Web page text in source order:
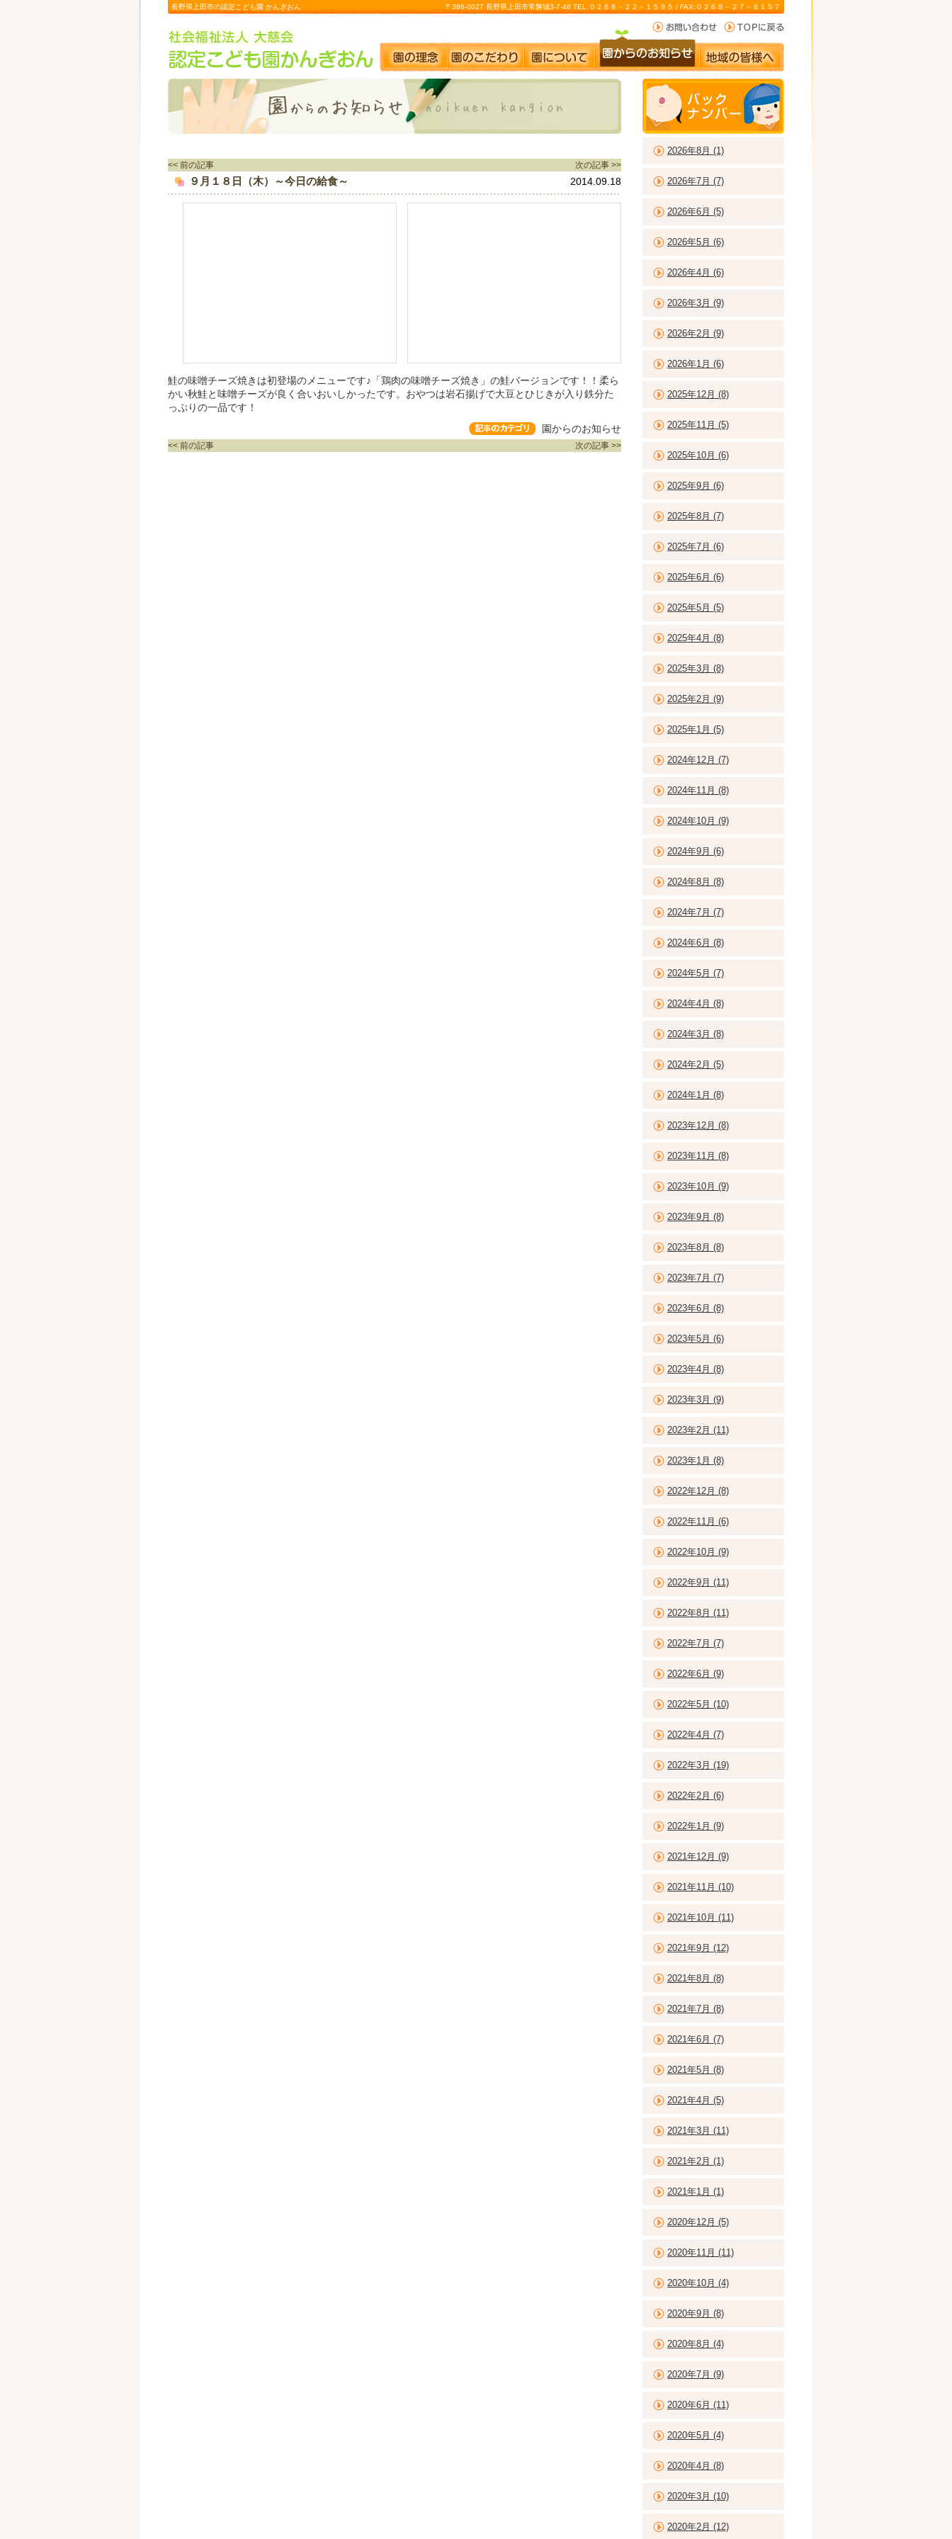
長野県上田市の認定こども園 かんぎおん 〒386-0027 長野県上田市常磐城3-7-48 TEL:０２６８－２２－１５９５ / FAX:０２６８－２７－６１５７
<< 前の記事 次の記事 >>
９月１８日（木）～今日の給食～ 2014.09.18
鮭の味噌チーズ焼きは初登場のメニューです♪「鶏肉の味噌チーズ焼き」の鮭バージョンです！！柔ら
かい秋鮭と味噌チーズが良く合いおいしかったです。おやつは岩石揚げで大豆とひじきが入り鉄分た
っぷりの一品です！
園からのお知らせ
<< 前の記事 次の記事 >>
2026年8月 (1)
2026年7月 (7)
2026年6月 (5)
2026年5月 (6)
2026年4月 (6)
2026年3月 (9)
2026年2月 (9)
2026年1月 (6)
2025年12月 (8)
2025年11月 (5)
2025年10月 (6)
2025年9月 (6)
2025年8月 (7)
2025年7月 (6)
2025年6月 (6)
2025年5月 (5)
2025年4月 (8)
2025年3月 (8)
2025年2月 (9)
2025年1月 (5)
2024年12月 (7)
2024年11月 (8)
2024年10月 (9)
2024年9月 (6)
2024年8月 (8)
2024年7月 (7)
2024年6月 (8)
2024年5月 (7)
2024年4月 (8)
2024年3月 (8)
2024年2月 (5)
2024年1月 (8)
2023年12月 (8)
2023年11月 (8)
2023年10月 (9)
2023年9月 (8)
2023年8月 (8)
2023年7月 (7)
2023年6月 (8)
2023年5月 (6)
2023年4月 (8)
2023年3月 (9)
2023年2月 (11)
2023年1月 (8)
2022年12月 (8)
2022年11月 (6)
2022年10月 (9)
2022年9月 (11)
2022年8月 (11)
2022年7月 (7)
2022年6月 (9)
2022年5月 (10)
2022年4月 (7)
2022年3月 (19)
2022年2月 (6)
2022年1月 (9)
2021年12月 (9)
2021年11月 (10)
2021年10月 (11)
2021年9月 (12)
2021年8月 (8)
2021年7月 (8)
2021年6月 (7)
2021年5月 (8)
2021年4月 (5)
2021年3月 (11)
2021年2月 (1)
2021年1月 (1)
2020年12月 (5)
2020年11月 (11)
2020年10月 (4)
2020年9月 (8)
2020年8月 (4)
2020年7月 (9)
2020年6月 (11)
2020年5月 (4)
2020年4月 (8)
2020年3月 (10)
2020年2月 (12)